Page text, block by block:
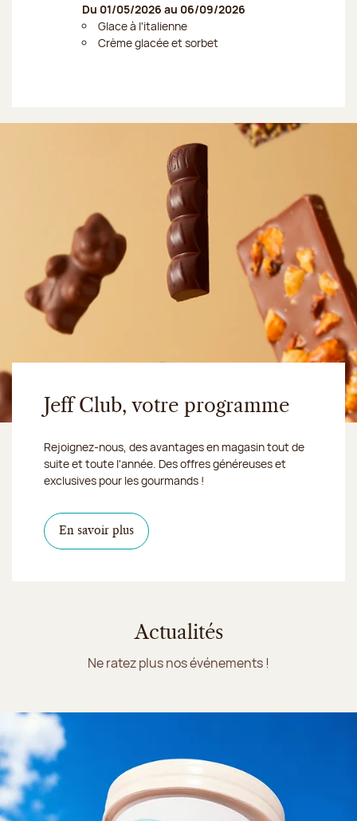
Du 01/05/2026 au 06/09/2026
Glace à l'italienne
Crème glacée et sorbet
Jeff Club, votre programme
Rejoignez-nous, des avantages en magasin tout de
suite et toute l'année. Des offres généreuses et
exclusives pour les gourmands !
En savoir plus
Actualités
Ne ratez plus nos événements !